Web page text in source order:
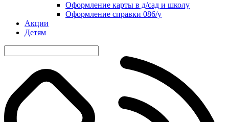
Оформление карты в д/сад и школу
Оформление справки 086/у
Акции
Детям